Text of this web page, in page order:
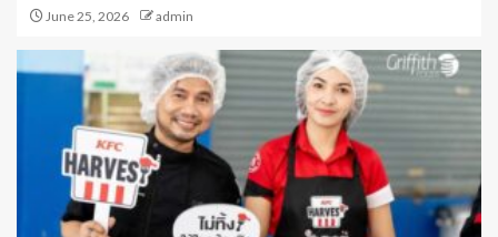
June 25, 2026 admin